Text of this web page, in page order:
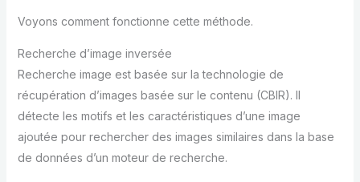
Voyons comment fonctionne cette méthode.
Recherche d’image inversée
Recherche image est basée sur la technologie de
récupération d’images basée sur le contenu (CBIR). Il
détecte les motifs et les caractéristiques d’une image
ajoutée pour rechercher des images similaires dans la base
de données d’un moteur de recherche.